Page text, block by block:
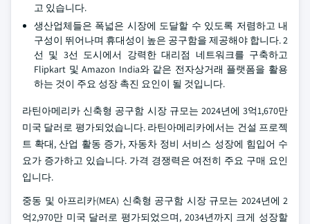
고 있습니다.
생산업체들은 폭넓은 시장에 도달할 수 있도록 저렴하고 내
구성이 뛰어나며 휴대성이 높은 공구함을 제공해야 합니다. 2
선 및 3선 도시에서 강력한 대리점 네트워크를 구축하고
Flipkart 및 Amazon India와 같은 전자상거래 플랫폼을 활용
하는 것이 주요 성장 촉진 요인이 될 것입니다.
라틴아메리카 신축형 공구함 시장 규모는 2024년에 3억1,670만
미국 달러로 평가되었습니다. 라틴아메리카에서는 건설 프로젝
트 확대, 산업 활동 증가, 자동차 정비 서비스 성장에 힘입어 수
요가 증가하고 있습니다. 가격 경쟁력은 여전히 주요 구매 요인
입니다.
중동 및 아프리카(MEA) 신축형 공구함 시장 규모는 2024년에 2
억2,970만 미국 달러로 평가되었으며, 2034년까지 크게 성장할